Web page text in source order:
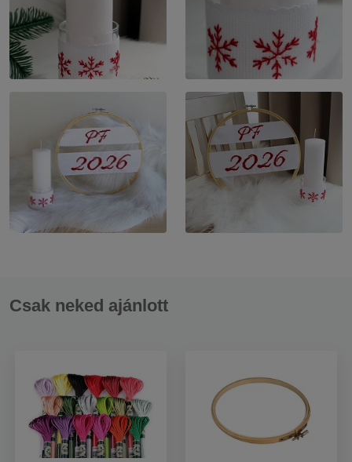
Csak neked ajánlott